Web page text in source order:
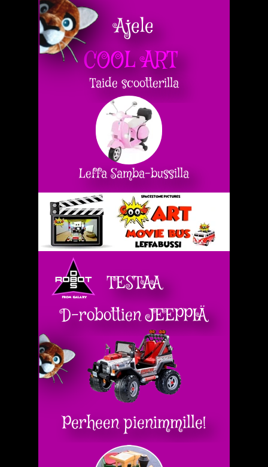
Ajele
COOL ART
Taide scootterilla
Leffa Samba-bussilla
TESTAA
D-robottien JEEPPIÄ
Perheen pienimmille!